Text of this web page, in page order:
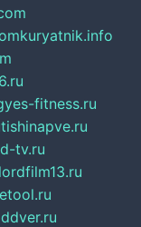
kuryatnik.info
yes-fitness.ru
tishinapve.ru
tv.ru
lordfilm13.ru